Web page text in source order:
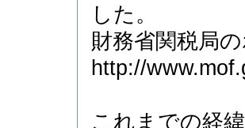
した。
財務省関税局
http://
これまでの経緯